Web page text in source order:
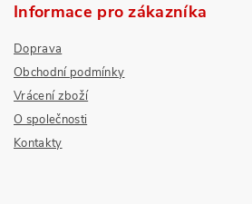
Informace pro zákazníka
Doprava
Obchodní podmínky
Vrácení zboží
O společnosti
Kontakty